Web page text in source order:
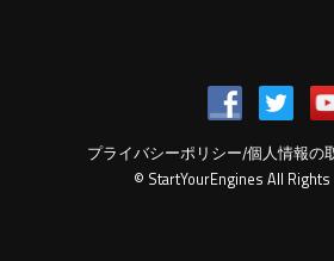
© StartYourEngines All
プライバシーポリシー/個人情報の